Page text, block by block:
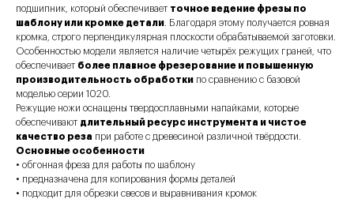
подшипник, который обеспечивает точное ведение фрезы по
шаблону или кромке детали . Благодаря этому получается ровная
кромка, строго перпендикулярная плоскости обрабатываемой заготовки.
Особенностью модели является наличие четырёх режущих граней, что
обеспечивает более плавное фрезерование и повышенную
производительность обработки по сравнению с базовой
моделью серии 1020.
Режущие ножи оснащены твердосплавными напайками, которые
обеспечивают длительный ресурс инструмента и чистое
качество реза при работе с древесиной различной твёрдости.
Основные особенности
• обгонная фреза для работы по шаблону
• предназначена для копирования формы деталей
• подходит для обрезки свесов и выравнивания кромок